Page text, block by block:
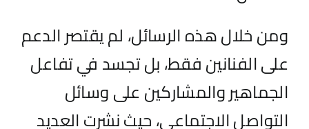
ومن خلال هذه الرسائل، لم يقتصر الدعم
على الفنانين فقط، بل تجسد في تفاعل
الجماهير والمشاركين على وسائل
التواصل الاجتماعي، حيث نشرت العديد